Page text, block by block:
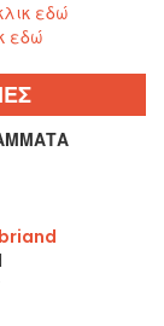
εδώ
εδώ